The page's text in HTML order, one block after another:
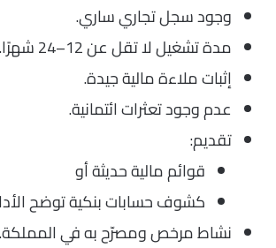
وجود سجل تجاري ساري.
مدة تشغيل لا تقل عن 12–24 شهرًا.
إثبات ملاءة مالية جيدة.
عدم وجود تعثرات ائتمانية.
تقديم:
قوائم مالية حديثة أو
كشوف حسابات بنكية توضح
نشاط مرخص ومصرّح به في المملكة.